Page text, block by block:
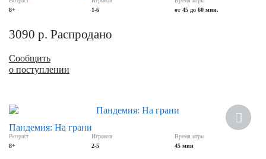
8+
1-6
от 45 до 60 мин.
3090 р. Распродано
Сообщить
о поступлении
Пандемия: На грани
Возраст
8+
Игроков
2-5
Время игры
45 мин